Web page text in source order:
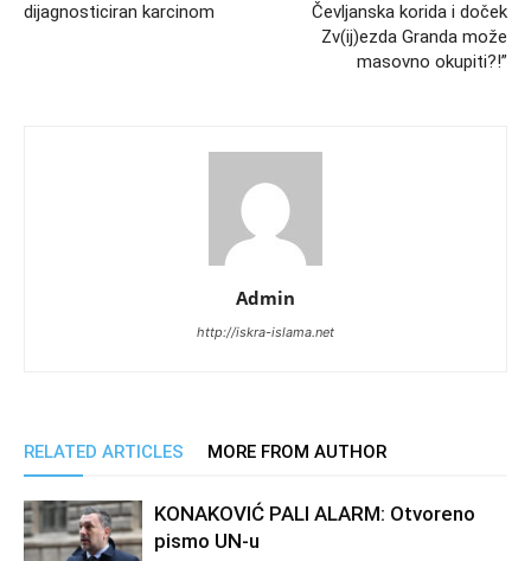
dijagnosticiran karcinom
Čevljanska korida i doček
Zv(ij)ezda Granda može
masovno okupiti?!”
Admin
http://iskra-islama.net
RELATED ARTICLES MORE FROM AUTHOR
KONAKOVIĆ PALI ALARM: Otvoreno
pismo UN-u